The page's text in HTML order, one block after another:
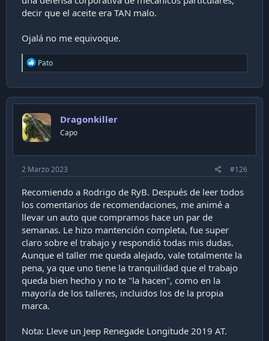
decir que el aceite era TAN malo.
Ojalá no me equivoque.
R
e
c
t
o
n
s
Pato
Dragonkiller
Capo
2 Marzo 2023 #126
Recomiendo a Rodrigo de RyB. Después de leer todos
los comentarios de recomendaciones, me animé a
llevar un auto que compramos hace un par de
semanas. Le hizo mantención completa, fue super
claro sobre el trabajo y respondió todas mis dudas.
Aunque el taller me queda alejado, vale totalmente la
pena, ya que uno tiene la tranquilidad que el trabajo
queda bien hecho y no te "la hacen", como en la
mayoría de los talleres, incluidos los de la propia
marca.
Nota: Lleve un Jeep Renegade Longitude 2019 AT.